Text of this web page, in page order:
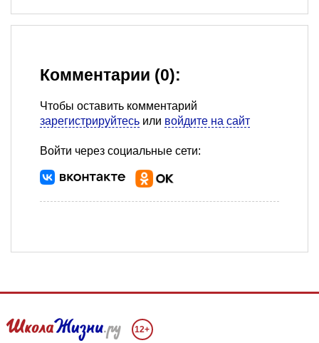
Комментарии (0):
Чтобы оставить комментарий
зарегистрируйтесь или войдите на сайт
Войти через социальные сети:
12+